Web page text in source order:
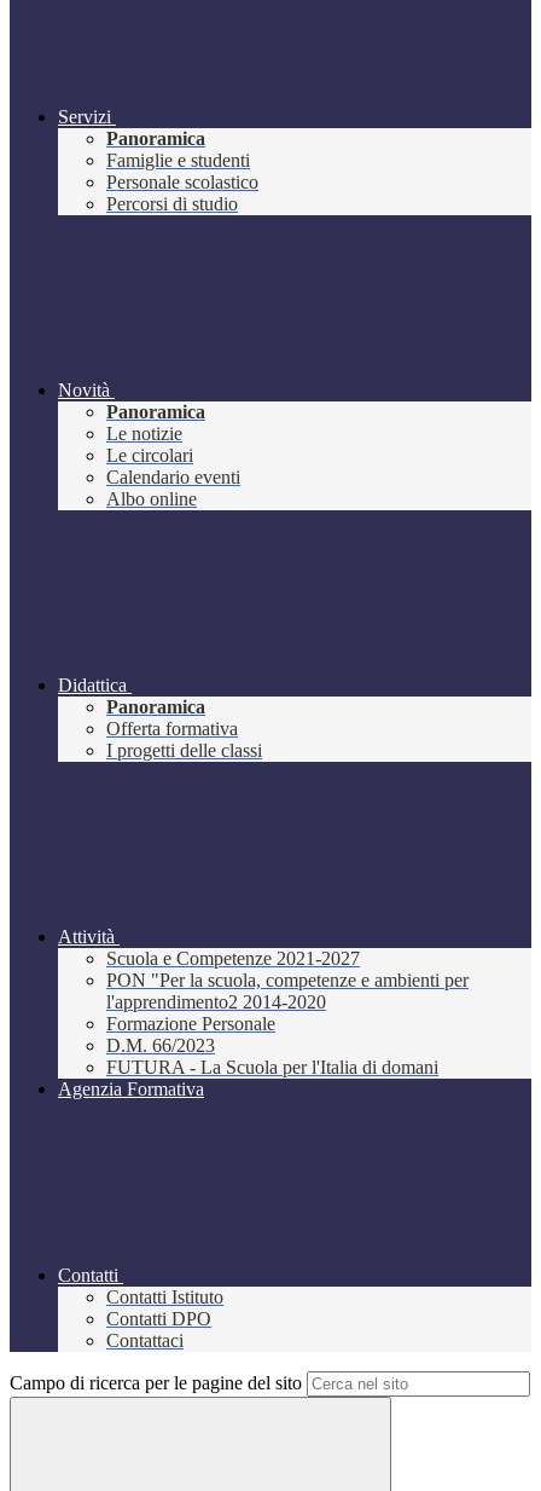
Servizi
Panoramica
Famiglie e studenti
Personale scolastico
Percorsi di studio
Novità
Panoramica
Le notizie
Le circolari
Calendario eventi
Albo online
Didattica
Panoramica
Offerta formativa
I progetti delle classi
Attività
Scuola e Competenze 2021-2027
PON "Per la scuola, competenze e ambienti per
l'apprendimento2 2014-2020
Formazione Personale
D.M. 66/2023
FUTURA - La Scuola per l'Italia di domani
Agenzia Formativa
Contatti
Contatti Istituto
Contatti DPO
Contattaci
Campo di ricerca per le pagine del sito